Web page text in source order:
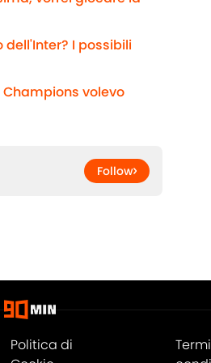
dell'Inter? I possibili
volevo
Follow
Politica di